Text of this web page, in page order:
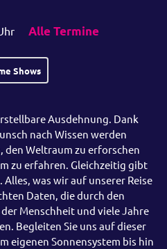
Alle Termine
Shows
Ausdehnung. Dank
nach Wissen werden
den Weltraum zu erforschen
zu erfahren. Gleichzeitig gibt
Alles, was wir auf unserer Reise
Daten, die durch den
Menschheit und viele Jahre
Begleiten Sie uns auf dieser
eigenen Sonnensystem bis hin